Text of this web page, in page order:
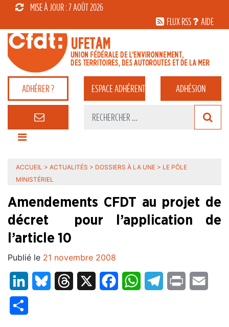
MISE À JOUR : 7 AOÛT 2026
FLUX RSS
AIDE
ADHÉRER ? ESPACEADHÉRENT ADHÉSION
ACCUEIL > ACTUALITÉS > DOSSIERS À LA UNE > LE PÔLE
MINISTÉRIEL
Amendements CFDT au projet de
décret pour l’application de
l’article 10
Publié le 21 novembre 2008
LinkedInBluesky Threads FacebookWhatsAppTelegram
Print